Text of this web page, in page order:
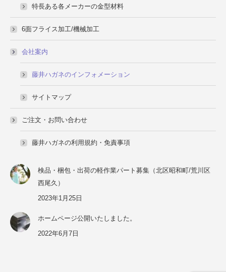
特長ある各メーカーの金型材料
6面フライス加工/機械加工
会社案内
藤井ハガネのインフォメーション
サイトマップ
ご注文・お問い合わせ
藤井ハガネの利用規約・免責事項
検品・梱包・出荷の軽作業パート募集（北区昭和町/荒川区
西尾久）
2023年1月25日
ホームページ公開いたしました。
2022年6月7日